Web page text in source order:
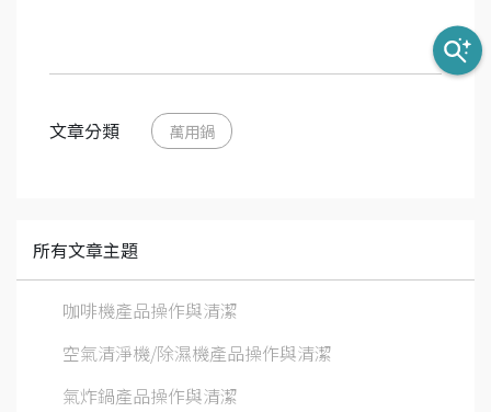
文章分類 萬用鍋
所有文章主題
咖啡機產品操作與清潔
空氣清淨機/除濕機產品操作與清潔
氣炸鍋產品操作與清潔